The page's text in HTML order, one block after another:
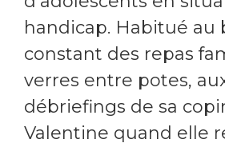
handicap. Habitué au
constant des repas
verres entre potes,
débriefings de sa
Valentine quand elle